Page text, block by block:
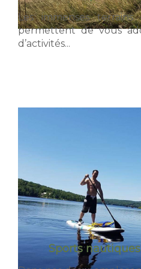
Les immenses
permettent de vous
d’activités...
Sports